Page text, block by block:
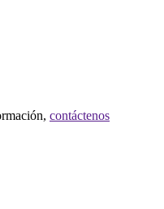
contáctenos